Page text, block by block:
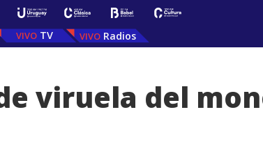
TV Radios
viruela del